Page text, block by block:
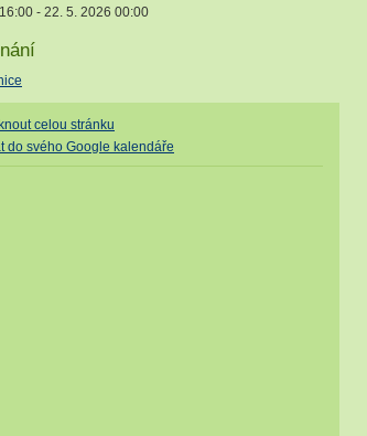
- 22. 5. 2026 00:00
celou stránku
do svého Google kalendáře